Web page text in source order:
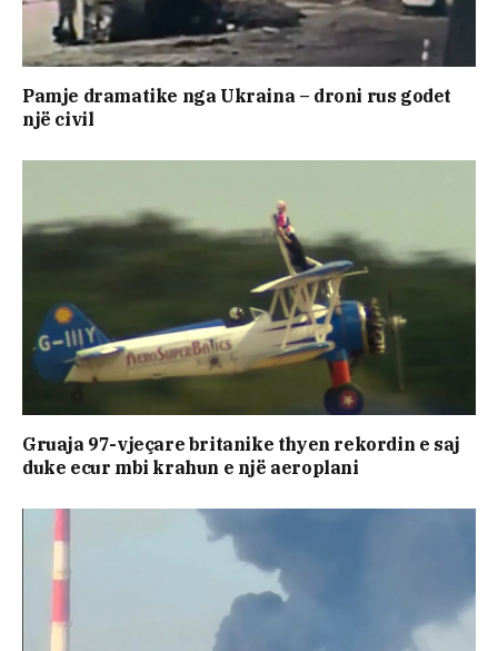
Pamje dramatike nga Ukraina – droni rus godet
një civil
Gruaja 97-vjeçare britanike thyen rekordin e saj
duke ecur mbi krahun e një aeroplani